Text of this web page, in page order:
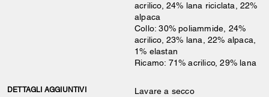
acrilico, 24% lana riciclata, 22%
alpaca
Collo: 30% poliammide, 24%
acrilico, 23% lana, 22% alpaca,
1% elastan
Ricamo: 71% acrilico, 29% lana
DETTAGLI AGGIUNTIVI
Lavare a secco